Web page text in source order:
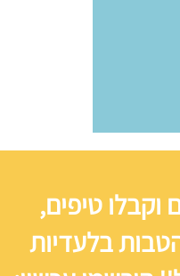
טיפים,
בלעדיות